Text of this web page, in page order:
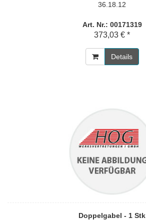
36.18.12
Art. Nr.: 00171319
373,03 € *
Details
Doppelgabel - 1 Stk